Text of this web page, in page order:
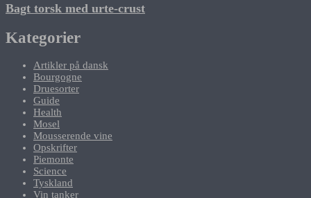
Bagt torsk med urte-crust
Kategorier
Artikler på dansk
Bourgogne
Druesorter
Guide
Health
Mosel
Mousserende vine
Opskrifter
Piemonte
Science
Tyskland
Vin tanker